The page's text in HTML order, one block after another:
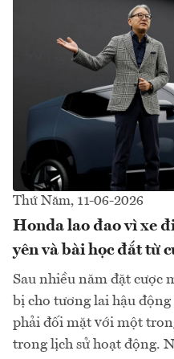
Thứ Năm, 11-06-2026
Honda lao đao vì xe
yên và bài học đắt từ
Sau nhiều năm đặt cược
bị cho tương lai hậu
phải đối mặt với một
trong lịch sử hoạt động.